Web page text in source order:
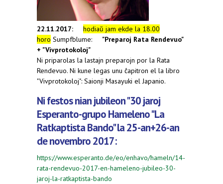
22.11.2017:
hodiaŭ jam ekde la 18.00
horo Sumpfblume: "Preparoj Rata Rendevuo"
+ "Vivprotokoloj"
Ni priparolas la lastajn preparojn por la Rata
Rendevuo. Ni kune legas unu ĉapitron el la libro
"Vivprotokoloj": Saionji Masayuki el Japanio.
Ni festos nian jubileon "30 jaroj
Esperanto-grupo Hameleno "La
Ratkaptista Bando" la 25-an+26-an
de novembro 2017:
https://www.esperanto.de/eo/enhavo/hameln/14-
rata-rendevuo-2017-en-hameleno-jubileo-30-
jaroj-la-ratkaptista-bando